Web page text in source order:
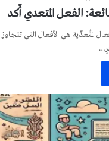
الفعل المتعدي أّكد
المُتعدِّية هي الأفعال التي